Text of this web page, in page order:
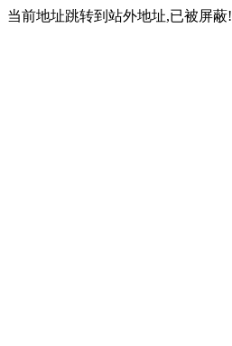
当前地址跳转到站外地址,已被屏蔽!